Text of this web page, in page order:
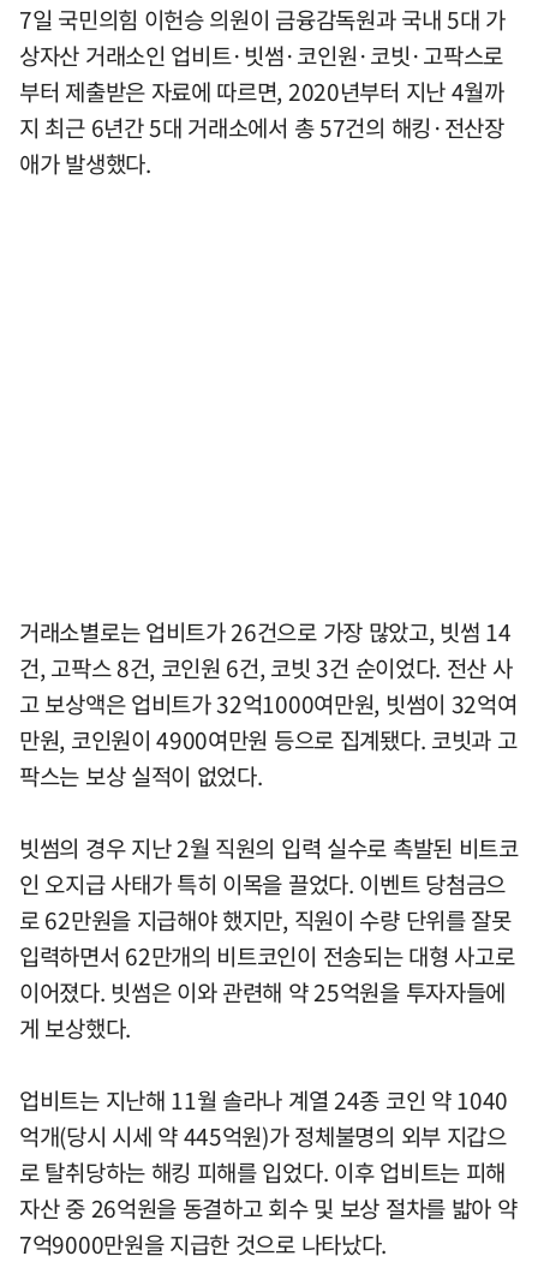
7일 국민의힘 이헌승 의원이 금융감독원과 국내 5대 가
상자산 거래소인 업비트·빗썸·코인원·코빗·고팍스로
부터 제출받은 자료에 따르면, 2020년부터 지난 4월까
지 최근 6년간 5대 거래소에서 총 57건의 해킹·전산장
애가 발생했다.
거래소별로는 업비트가 26건으로 가장 많았고, 빗썸 14
건, 고팍스 8건, 코인원 6건, 코빗 3건 순이었다. 전산 사
고 보상액은 업비트가 32억1000여만원, 빗썸이 32억여
만원, 코인원이 4900여만원 등으로 집계됐다. 코빗과 고
팍스는 보상 실적이 없었다.
빗썸의 경우 지난 2월 직원의 입력 실수로 촉발된 비트코
인 오지급 사태가 특히 이목을 끌었다. 이벤트 당첨금으
로 62만원을 지급해야 했지만, 직원이 수량 단위를 잘못
입력하면서 62만개의 비트코인이 전송되는 대형 사고로
이어졌다. 빗썸은 이와 관련해 약 25억원을 투자자들에
게 보상했다.
업비트는 지난해 11월 솔라나 계열 24종 코인 약 1040
억개(당시 시세 약 445억원)가 정체불명의 외부 지갑으
로 탈취당하는 해킹 피해를 입었다. 이후 업비트는 피해
자산 중 26억원을 동결하고 회수 및 보상 절차를 밟아 약
7억9000만원을 지급한 것으로 나타났다.